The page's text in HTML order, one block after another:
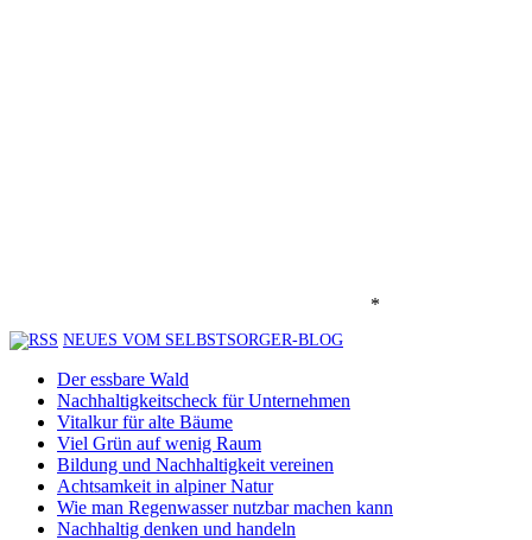
*
NEUES VOM SELBSTSORGER-BLOG
Der essbare Wald
Nachhaltigkeitscheck für Unternehmen
Vitalkur für alte Bäume
Viel Grün auf wenig Raum
Bildung und Nachhaltigkeit vereinen
Achtsamkeit in alpiner Natur
Wie man Regenwasser nutzbar machen kann
Nachhaltig denken und handeln